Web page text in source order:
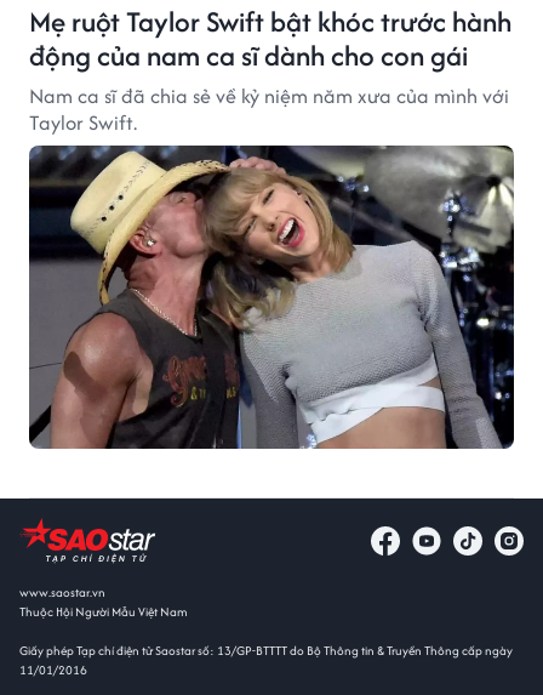
Mẹ ruột Taylor Swift bật khóc trước hành
động của nam ca sĩ dành cho con gái
Nam ca sĩ đã chia sẻ về kỷ niệm năm xưa của mình với
Taylor Swift.
www.saostar.vn
Thuộc Hội Người Mẫu Việt Nam
Giấy phép Tạp chí điện tử Saostar số: 13/GP-BTTTT do Bộ Thông tin & Truyền Thông cấp ngày
11/01/2016